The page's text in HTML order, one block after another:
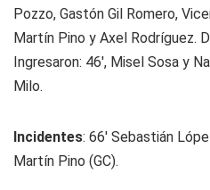
Pozzo, Gastón Gil Romero,
Martín Pino y Axel Rodríguez.
Ingresaron: 46', Misel Sosa y
Milo.
Incidentes: 66' Sebastián
Martín Pino (GC).